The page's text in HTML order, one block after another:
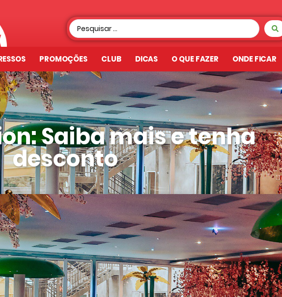
PROMOÇÕES CLUB DICAS O QUE FAZER ONDE FICAR
Saiba mais e tenha
desconto